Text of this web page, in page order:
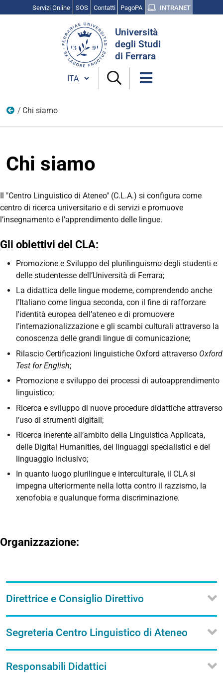
Servizi Online SOS Contatti PagoPA INTRANET
Università
degli Studi
di Ferrara
Cambia lingua
Centro Linguistico di Ateneo
Chi siamo
Chi siamo
Il "Centro Linguistico di Ateneo" (C.L.A.) si configura come
centro di ricerca universitario e di servizi e promuove
l’insegnamento e l’apprendimento delle lingue.
Gli obiettivi del CLA:
Promozione e Sviluppo del plurilinguismo degli studenti e
delle studentesse dell’Università di Ferrara;
La didattica delle lingue moderne, comprendendo anche
l’Italiano come lingua seconda, con il fine di rafforzare
l'identità europea dell’ateneo e di promuovere
l’internazionalizzazione e gli scambi culturali attraverso la
conoscenza delle grandi lingue di comunicazione;
Rilascio Certificazioni linguistiche Oxford attraverso Oxford
Test for English;
Promozione e sviluppo dei processi di autoapprendimento
linguistico;
Ricerca e sviluppo di nuove procedure didattiche attraverso
l’uso di strumenti digitali;
Ricerca inerente all’ambito della Linguistica Applicata,
delle Digital Humanities, dei linguaggi specialistici e del
linguaggio inclusivo;
In quanto luogo plurilingue e interculturale, il CLA si
impegna ulteriormente nella lotta contro il razzismo, la
xenofobia e qualunque forma discriminazione.
Organizzazione:
Direttrice e Consiglio Direttivo
Segreteria Centro Linguistico di Ateneo
Responsabili Didattici